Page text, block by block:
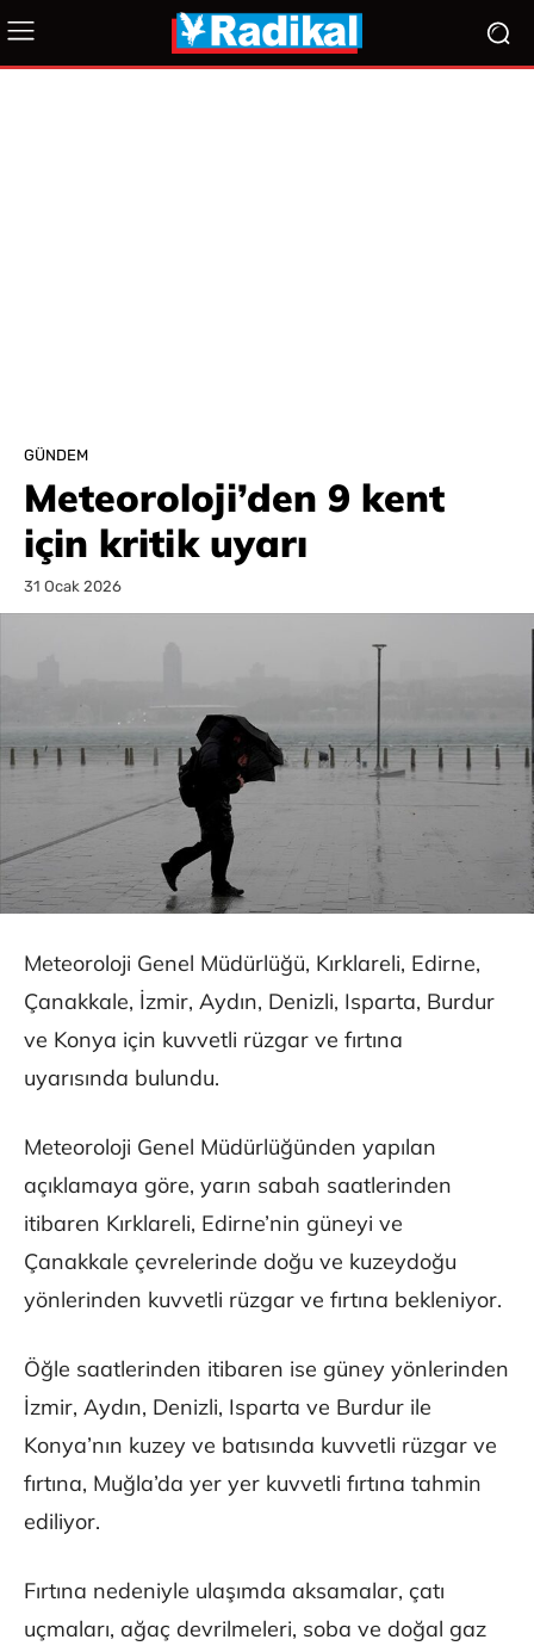
GÜNDEM
Meteoroloji’den 9 kent
için kritik uyarı
31 Ocak 2026
Meteoroloji Genel Müdürlüğü, Kırklareli, Edirne,
Çanakkale, İzmir, Aydın, Denizli, Isparta, Burdur
ve Konya için kuvvetli rüzgar ve fırtına
uyarısında bulundu.
Meteoroloji Genel Müdürlüğünden yapılan
açıklamaya göre, yarın sabah saatlerinden
itibaren Kırklareli, Edirne’nin güneyi ve
Çanakkale çevrelerinde doğu ve kuzeydoğu
yönlerinden kuvvetli rüzgar ve fırtına bekleniyor.
Öğle saatlerinden itibaren ise güney yönlerinden
İzmir, Aydın, Denizli, Isparta ve Burdur ile
Konya’nın kuzey ve batısında kuvvetli rüzgar ve
fırtına, Muğla’da yer yer kuvvetli fırtına tahmin
ediliyor.
Fırtına nedeniyle ulaşımda aksamalar, çatı
uçmaları, ağaç devrilmeleri, soba ve doğal gaz